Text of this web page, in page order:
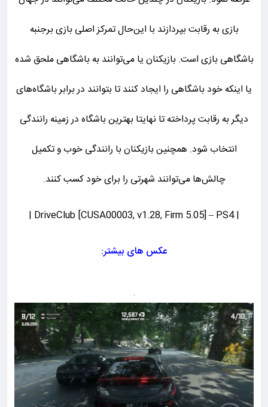
بازی به رقابت بپردازند با این‌حال تمرکز اصلی بازی برجنبه
باشگاهی بازی است. بازیکنان یا می‌توانند به باشگاهی ملحق شده
یا اینکه خود باشگاهی را ایجاد کنند تا بتوانند در برابر باشگاه‌های
دیگر به رقابت پرداخته تا نهایتا بهترین باشگاه در زمینه رانندگی
انتخاب شود. همچنین بازیکنان با رانندگی خوب و تکمیل
چالش‌ها می‌توانند شهرتی را برای خود کسب کنند.
| DriveClub [CUSA00003, v1.28, Firm 5.05] – PS4 |
عکس های بیشتر: